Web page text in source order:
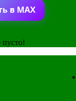
в MAX
пусто!